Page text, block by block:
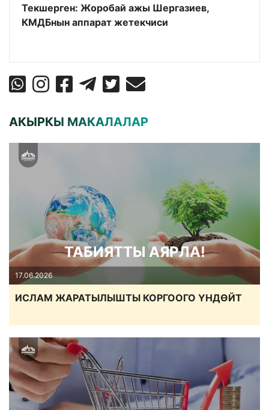
Текшерген: Жоробай ажы Шергазиев,
КМДБнын аппарат жетекчиси
АКЫРКЫ МАКАЛАЛАР
ТАБИЯТТЫ АЯРЛА!
17.06.2026
ИСЛАМ ЖАРАТЫЛЫШТЫ КОРГООГО ҮНДӨЙТ